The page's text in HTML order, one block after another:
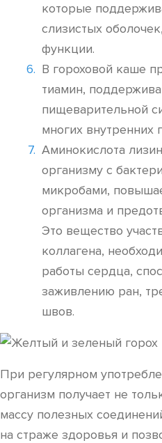
которые
слизистых
функции.
В гороховой каше
тиамин,
пищеварительной
многих внутренних
Аминокислота
организму с
микробами,
организма и
Это вещество
коллагена,
работы сердца,
заживлению ран,
швов.
При регулярном
организм получает не
массу полезных
на страже здоровья и